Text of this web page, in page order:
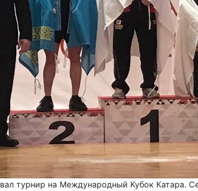
турнир на Международный Кубок Катара.